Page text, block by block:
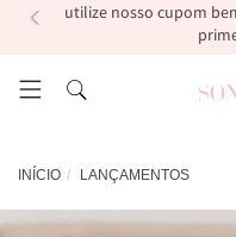
utilize nosso cupom
INÍCIO LANÇAMENTOS